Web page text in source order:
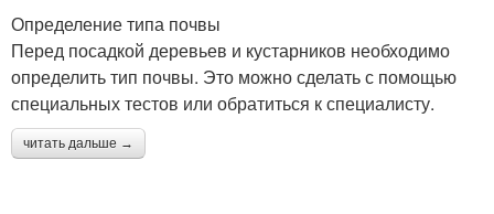
Определение типа почвы
Перед посадкой деревьев и кустарников необходимо
определить тип почвы. Это можно сделать с помощью
специальных тестов или обратиться к специалисту.
читать дальше →